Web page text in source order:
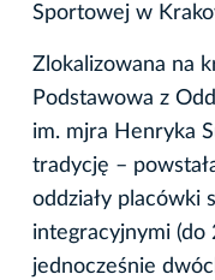
Sportowej w
Zlokalizowana na
Podstawowa z
im. mjra Henryka
tradycję –
oddziały placówki
integracyjnymi (do
jednocześnie